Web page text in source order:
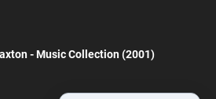
- Music Collection (2001)